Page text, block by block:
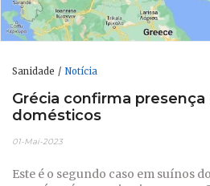
Sanidade Notícia
Grécia confirma
domésticos
01-Mai-2023
Este é o segundo caso em suínos